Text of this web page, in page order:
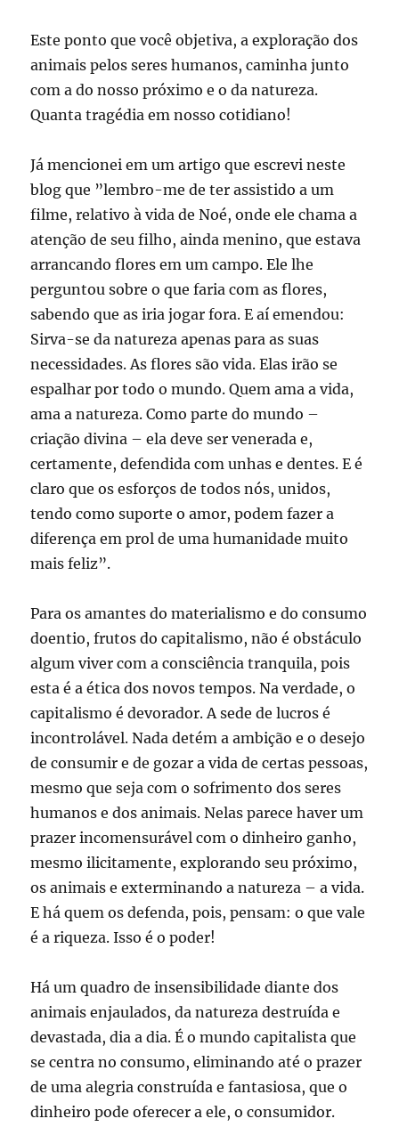
Este ponto que você objetiva, a exploração dos
animais pelos seres humanos, caminha junto
com a do nosso próximo e o da natureza.
Quanta tragédia em nosso cotidiano!
Já mencionei em um artigo que escrevi neste
blog que ”lembro-me de ter assistido a um
filme, relativo à vida de Noé, onde ele chama a
atenção de seu filho, ainda menino, que estava
arrancando flores em um campo. Ele lhe
perguntou sobre o que faria com as flores,
sabendo que as iria jogar fora. E aí emendou:
Sirva-se da natureza apenas para as suas
necessidades. As flores são vida. Elas irão se
espalhar por todo o mundo. Quem ama a vida,
ama a natureza. Como parte do mundo –
criação divina – ela deve ser venerada e,
certamente, defendida com unhas e dentes. E é
claro que os esforços de todos nós, unidos,
tendo como suporte o amor, podem fazer a
diferença em prol de uma humanidade muito
mais feliz”.
Para os amantes do materialismo e do consumo
doentio, frutos do capitalismo, não é obstáculo
algum viver com a consciência tranquila, pois
esta é a ética dos novos tempos. Na verdade, o
capitalismo é devorador. A sede de lucros é
incontrolável. Nada detém a ambição e o desejo
de consumir e de gozar a vida de certas pessoas,
mesmo que seja com o sofrimento dos seres
humanos e dos animais. Nelas parece haver um
prazer incomensurável com o dinheiro ganho,
mesmo ilicitamente, explorando seu próximo,
os animais e exterminando a natureza – a vida.
E há quem os defenda, pois, pensam: o que vale
é a riqueza. Isso é o poder!
Há um quadro de insensibilidade diante dos
animais enjaulados, da natureza destruída e
devastada, dia a dia. É o mundo capitalista que
se centra no consumo, eliminando até o prazer
de uma alegria construída e fantasiosa, que o
dinheiro pode oferecer a ele, o consumidor.